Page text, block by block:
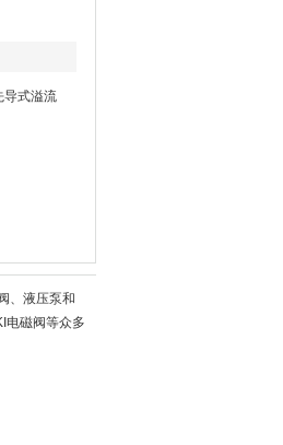
导式溢流
、液压泵和
电磁阀等众多